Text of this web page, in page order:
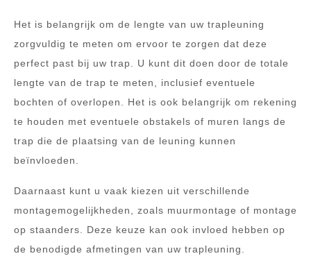
Het is belangrijk om de lengte van uw trapleuning
zorgvuldig te meten om ervoor te zorgen dat deze
perfect past bij uw trap. U kunt dit doen door de totale
lengte van de trap te meten, inclusief eventuele
bochten of overlopen. Het is ook belangrijk om rekening
te houden met eventuele obstakels of muren langs de
trap die de plaatsing van de leuning kunnen
beïnvloeden.
Daarnaast kunt u vaak kiezen uit verschillende
montagemogelijkheden, zoals muurmontage of montage
op staanders. Deze keuze kan ook invloed hebben op
de benodigde afmetingen van uw trapleuning.